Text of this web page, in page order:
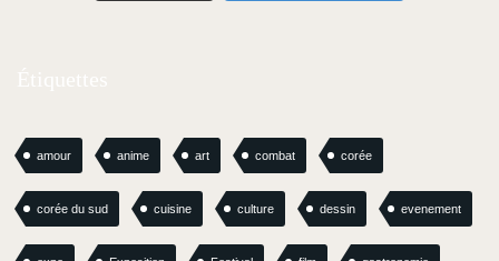
amour anime art combat corée
corée du sud cuisine culture dessin evenement